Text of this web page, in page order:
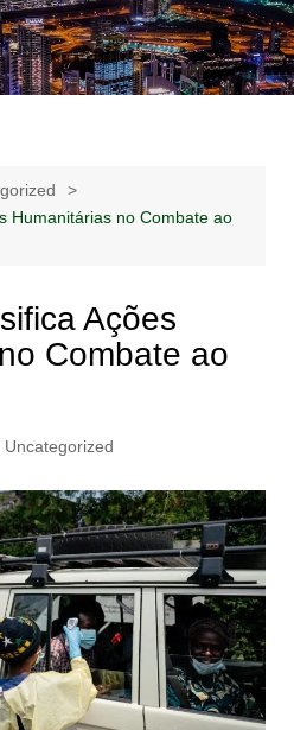
Notícias –
Publicidades –
Humanitárias no Combate ao
Ações
Combate ao
Uncategorized